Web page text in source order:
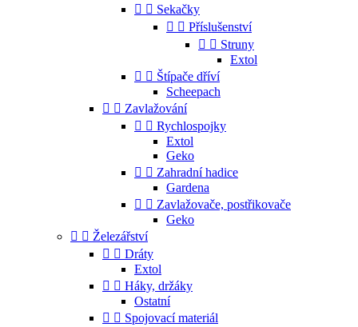
  Sekačky
  Příslušenství
  Struny
Extol
  Štípače dříví
Scheepach
  Zavlažování
  Rychlospojky
Extol
Geko
  Zahradní hadice
Gardena
  Zavlažovače, postřikovače
Geko
  Železářství
  Dráty
Extol
  Háky, držáky
Ostatní
  Spojovací materiál